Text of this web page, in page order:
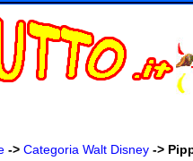
-> Categoria Walt Disney ->